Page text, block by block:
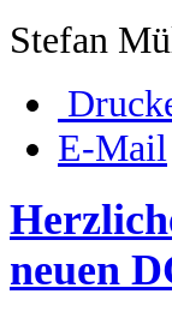
Stefan
E-Mail
neuen